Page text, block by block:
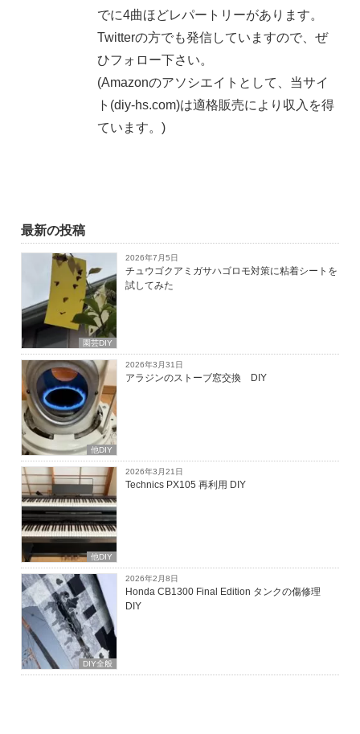
でに4曲ほどレパートリーがあります。
Twitterの方でも発信していますので、ぜ
ひフォロー下さい。
(Amazonのアソシエイトとして、当サイ
ト(diy-hs.com)は適格販売により収入を得
ています。)
最新の投稿
園芸DIY
2026年7月5日
チュウゴクアミガサハゴロモ対策に粘着シートを
試してみた
他DIY
2026年3月31日
アラジンのストーブ窓交換 DIY
他DIY
2026年3月21日
Technics PX105 再利用 DIY
DIY全般
2026年2月8日
Honda CB1300 Final Edition タンクの傷修理
DIY